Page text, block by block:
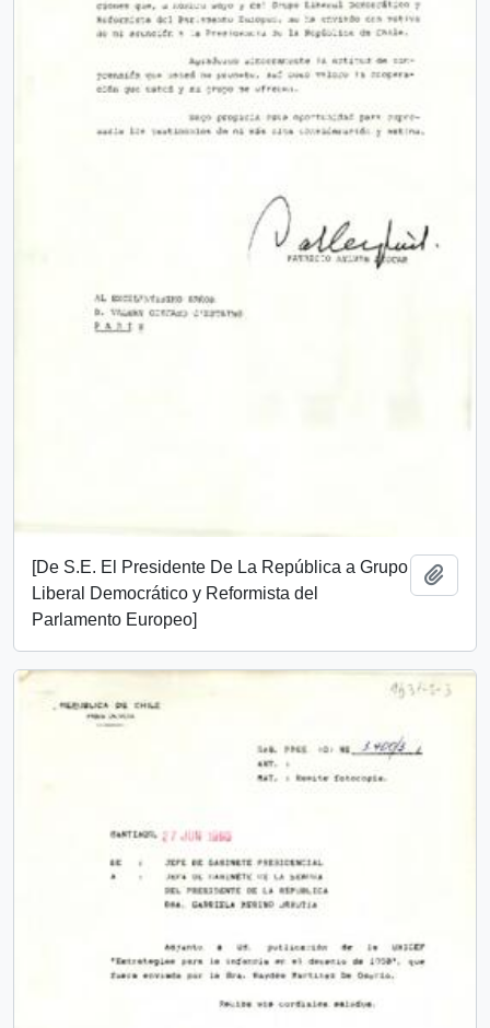
[De S.E. El Presidente De La República a Grupo
Liberal Democrático y Reformista del
Parlamento Europeo]